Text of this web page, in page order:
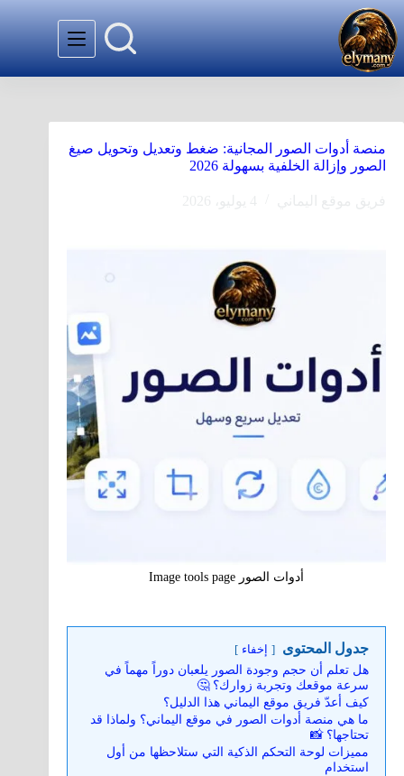
منصة أدوات الصور المجانية: ضغط وتعديل وتحويل صيغ
الصور وإزالة الخلفية بسهولة 2026
أدوات الصور Image tools page
جدول المحتوى إخفاء
هل تعلم أن حجم وجودة الصور يلعبان دوراً مهماً في
سرعة موقعك وتجربة زوارك؟ 🤔
كيف أعدّ فريق موقع اليماني هذا الدليل؟
ما هي منصة أدوات الصور في موقع اليماني؟ ولماذا قد
تحتاجها؟ 📸
مميزات لوحة التحكم الذكية التي ستلاحظها من أول
استخدام